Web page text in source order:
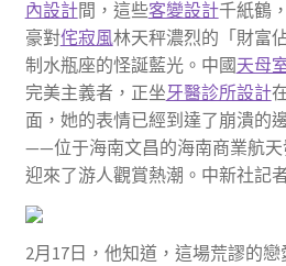
內設計間，這些客變設計千紙鶴
豪對侘寂風林天秤濃烈的「財富
制水瓶座的怪誕藍光。中國天母
完美主義者，正坐牙醫診所設計
面，她的表情已經到達了崩潰的
——位于海南文昌的海南商業航天
迎來了游人觀賞熱潮。中新社記
2月17日，他知道，這場荒謬的